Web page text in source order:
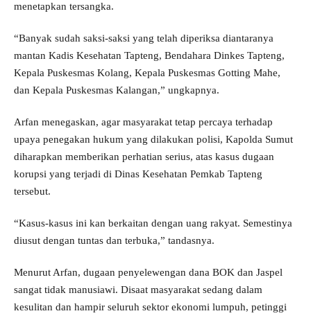
menetapkan tersangka.
“Banyak sudah saksi-saksi yang telah diperiksa diantaranya
mantan Kadis Kesehatan Tapteng, Bendahara Dinkes Tapteng,
Kepala Puskesmas Kolang, Kepala Puskesmas Gotting Mahe,
dan Kepala Puskesmas Kalangan,” ungkapnya.
Arfan menegaskan, agar masyarakat tetap percaya terhadap
upaya penegakan hukum yang dilakukan polisi, Kapolda Sumut
diharapkan memberikan perhatian serius, atas kasus dugaan
korupsi yang terjadi di Dinas Kesehatan Pemkab Tapteng
tersebut.
“Kasus-kasus ini kan berkaitan dengan uang rakyat. Semestinya
diusut dengan tuntas dan terbuka,” tandasnya.
Menurut Arfan, dugaan penyelewengan dana BOK dan Jaspel
sangat tidak manusiawi. Disaat masyarakat sedang dalam
kesulitan dan hampir seluruh sektor ekonomi lumpuh, petinggi